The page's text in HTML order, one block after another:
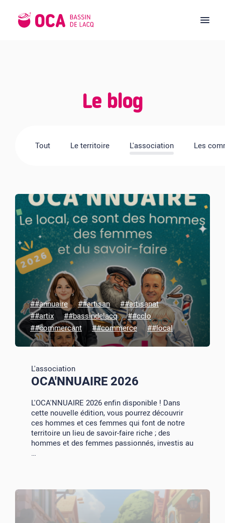
Le blog
Tout Le territoire L'association Les
##annuaire ##artisan
##artisanat
##artix
##bassindelacq
##cclo
##commercant
##commerce ##local
L'association
OCA'NNUAIRE 2026
L'OCA'NNUAIRE 2026 enfin disponible ! Dans
cette nouvelle édition, vous pourrez découvrir
ces hommes et ces femmes qui font de notre
territoire un lieu de savoir-faire riche ; des
hommes et des femmes passionnés, investis au
…